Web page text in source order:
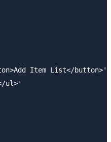
Item List</button>'
ul>'